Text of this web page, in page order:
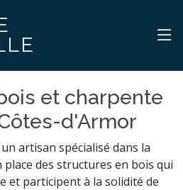
et charpente
d'Armor
artisan spécialisé dans la
des structures en bois qui
et participent à la solidité de